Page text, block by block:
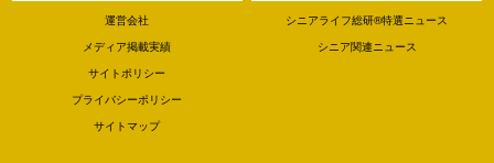
運営会社
メディア掲載実績
サイトポリシー
プライバシーポリシー
サイトマップ
シニアライフ総研®特選ニュース
シニア関連ニュース